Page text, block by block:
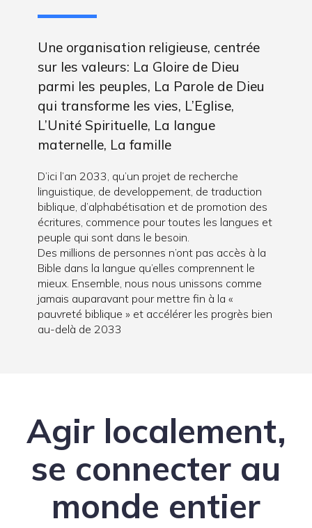
Une organisation religieuse, centrée
sur les valeurs: La Gloire de Dieu
parmi les peuples, La Parole de Dieu
qui transforme les vies, L’Eglise,
L’Unité Spirituelle, La langue
maternelle, La famille
D’ici l’an 2033, qu’un projet de recherche
linguistique, de developpement, de traduction
biblique, d’alphabétisation et de promotion des
écritures, commence pour toutes les langues et
peuple qui sont dans le besoin.
Des millions de personnes n’ont pas accès à la
Bible dans la langue qu’elles comprennent le
mieux. Ensemble, nous nous unissons comme
jamais auparavant pour mettre fin à la «
pauvreté biblique » et accélérer les progrès bien
au-delà de 2033
Agir localement,
se connecter au
monde entier